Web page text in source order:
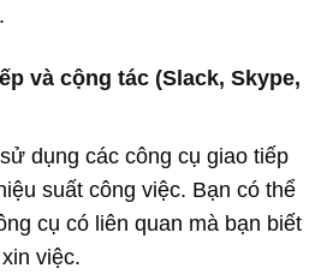
và cộng tác (Slack, Skype,
dụng các công cụ giao tiếp
suất công việc. Bạn có thể
cụ có liên quan mà bạn biết
việc.